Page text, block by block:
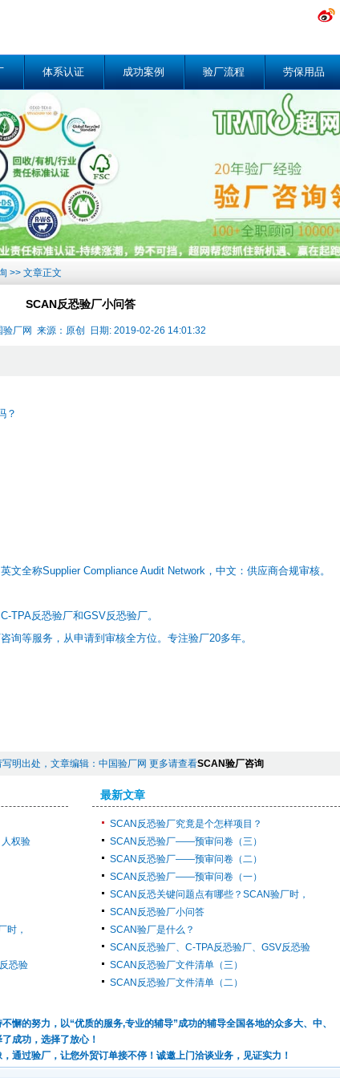
体系认证 成功案例 验厂流程 劳保用品
>> 文章正文
SCAN反恐验厂小问答
验厂网 来源：原创 日期: 2019-02-26 14:01:32
？
全称Supplier Compliance Audit Network，中文：供应商合规审核。
反恐验厂和GSV反恐验厂。
等服务，从申请到审核全方位。专注验厂20多年。
写明出处，文章编辑：中国验厂网 更多请查看SCAN验厂咨询
权验
时，
恐验
最新文章
SCAN反恐验厂究竟是个怎样项目？
SCAN反恐验厂——预审问卷（三）
SCAN反恐验厂——预审问卷（二）
SCAN反恐验厂——预审问卷（一）
SCAN反恐关键问题点有哪些？SCAN验厂时，
SCAN反恐验厂小问答
SCAN验厂是什么？
SCAN反恐验厂、C-TPA反恐验厂、GSV反恐验
SCAN反恐验厂文件清单（三）
SCAN反恐验厂文件清单（二）
懈的努力，以“优质的服务,专业的辅导”成功的辅导全国各地的众多大、中、
成功，选择了放心！
通过验厂，让您外贸订单接不停！诚邀上门洽谈业务，见证实力！